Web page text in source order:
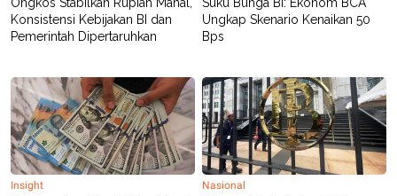
Ongkos Stabilkan Rupiah Mahal,
Konsistensi Kebijakan BI dan
Pemerintah Dipertaruhkan
Suku Bunga BI: Ekonom BCA
Ungkap Skenario Kenaikan 50
Bps
Insight Nasional